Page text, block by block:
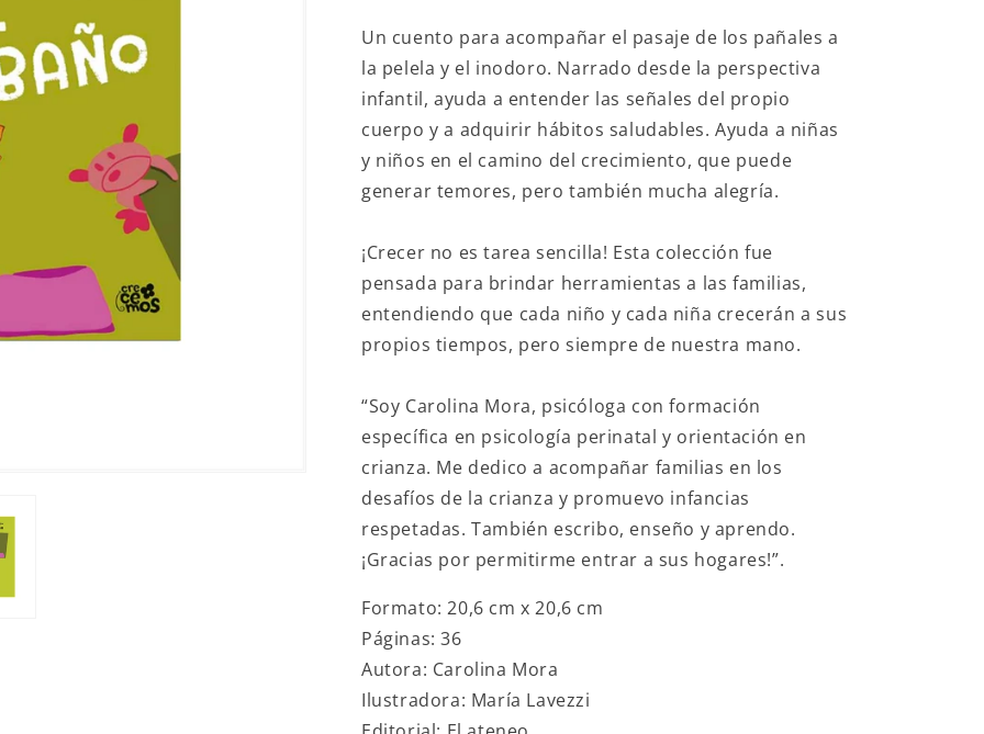
Voy
al
baño
Voy
al
baño
Un cuento para acompañar el pasaje de los pañales a
la pelela y el inodoro. Narrado desde la perspectiva
infantil, ayuda a entender las señales del propio
cuerpo y a adquirir hábitos saludables. Ayuda a niñas
y niños en el camino del crecimiento, que puede
generar temores, pero también mucha alegría.
¡Crecer no es tarea sencilla! Esta colección fue
pensada para brindar herramientas a las familias,
entendiendo que cada niño y cada niña crecerán a sus
propios tiempos, pero siempre de nuestra mano.
“Soy Carolina Mora, psicóloga con formación
específica en psicología perinatal y orientación en
crianza. Me dedico a acompañar familias en los
desafíos de la crianza y promuevo infancias
respetadas. También escribo, enseño y aprendo.
¡Gracias por permitirme entrar a sus hogares!”.
Formato: 20,6 cm x 20,6 cm
Páginas: 36
Autora: Carolina Mora
Ilustradora: María Lavezzi